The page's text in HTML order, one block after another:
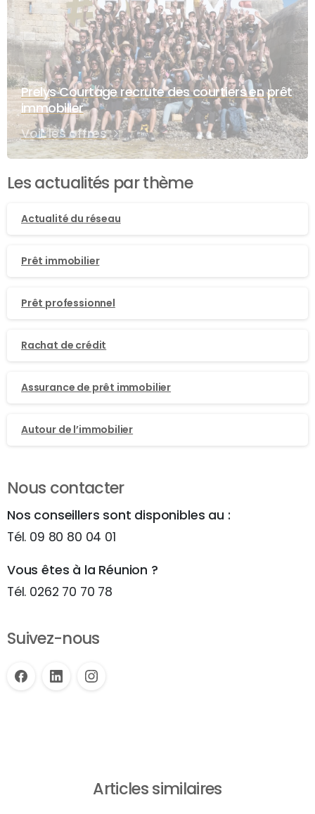
Prelys Courtage recrute des courtiers en prêt
immobilier
Voir les offres
Les actualités par thème
Actualité du réseau
Prêt immobilier
Prêt professionnel
Rachat de crédit
Assurance de prêt immobilier
Autour de l’immobilier
Nous contacter
Nos conseillers sont disponibles au :
Tél. 09 80 80 04 01
Vous êtes à la Réunion ?
Tél. 0262 70 70 78
Suivez-nous
Articles similaires